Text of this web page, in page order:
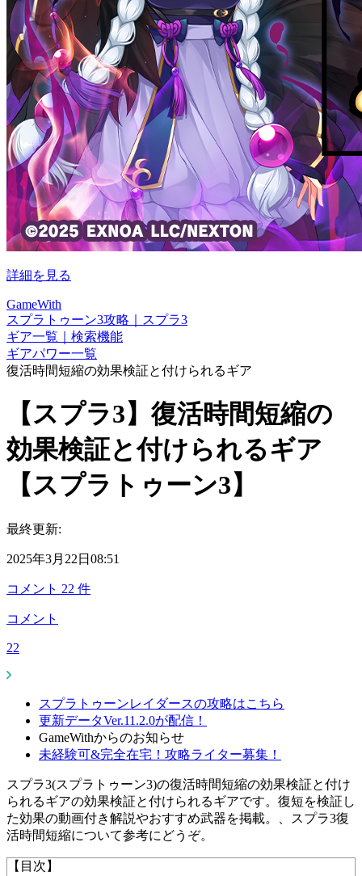
詳細を見る
GameWith
スプラトゥーン3攻略｜スプラ3
ギア一覧｜検索機能
ギアパワー一覧
復活時間短縮の効果検証と付けられるギア
【スプラ3】復活時間短縮の
効果検証と付けられるギア
【スプラトゥーン3】
最終更新:
2025年3月22日08:51
コメント 22 件
コメント
22
スプラトゥーンレイダースの攻略はこちら
更新データVer.11.2.0が配信！
GameWithからのお知らせ
未経験可&完全在宅！攻略ライター募集！
スプラ3(スプラトゥーン3)の復活時間短縮の効果検証と付け
られるギアの効果検証と付けられるギアです。復短を検証し
た効果の動画付き解説やおすすめ武器を掲載。、スプラ3復
活時間短縮について参考にどうぞ。
【目次】